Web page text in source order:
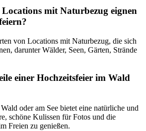
mit Naturbezug eignen
von Locations mit Naturbezug, die sich
darunter Wälder, Seen, Gärten, Strände
einer Hochzeitsfeier im Wald
oder am See bietet eine natürliche und
schöne Kulissen für Fotos und die
Freien zu genießen.